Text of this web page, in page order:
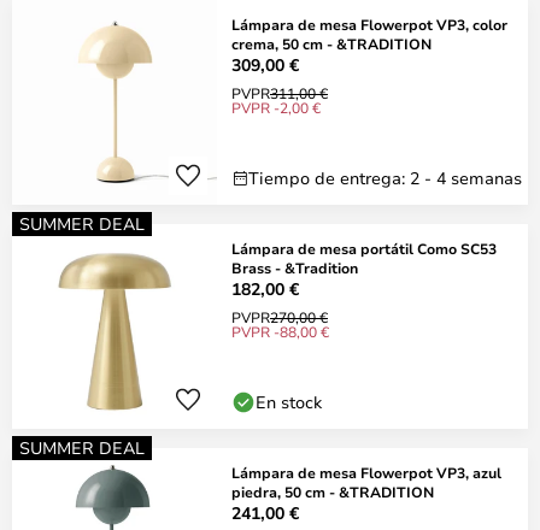
Lámpara de mesa Flowerpot VP3, color
crema, 50 cm - &TRADITION
309,00 €
PVPR311,00 €
PVPR -2,00 €
Tiempo de entrega: 2 - 4 semanas
SUMMER DEAL
Lámpara de mesa portátil Como SC53
Brass - &Tradition
182,00 €
PVPR270,00 €
PVPR -88,00 €
En stock
SUMMER DEAL
Lámpara de mesa Flowerpot VP3, azul
piedra, 50 cm - &TRADITION
241,00 €